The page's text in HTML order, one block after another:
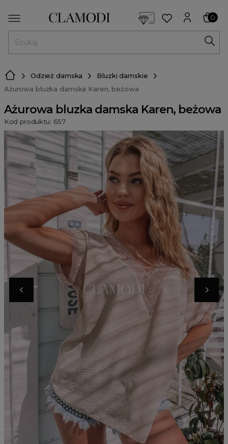
0
Odzież damska
Bluzki damskie
Ażurowa bluzka damska Karen, beżowa
Ażurowa bluzka damska Karen, beżowa
Kod produktu: 657